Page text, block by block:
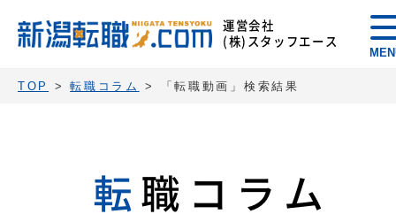
運営会社
(株)スタッフエース
TOP >転職コラム > 「転職動画」検索結果
転 職コラム